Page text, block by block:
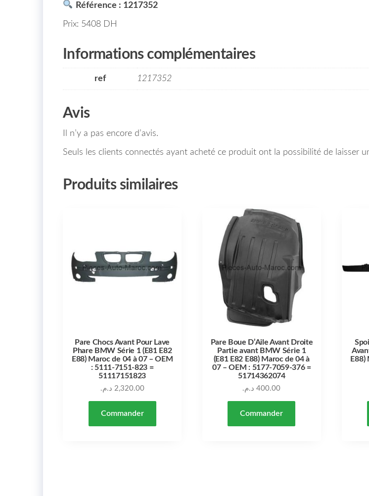
Référence : 1217352
Prix: 5408 DH
Informations complémentaires
ref 1217352
Avis
Il n’y a pas encore d’avis.
Seuls les clients connectés ayant acheté ce produit ont la possibilité de laisser
Produits similaires
Pare Chocs Avant Pour Lave
Phare BMW Série 1 (E81 E82
E88) Maroc de 04 à 07 – OEM
: 5111-7151-823 =
51117151823
2,320.00 د.م.
Commander
Pare Boue D’Aile Avant Droite
Partie avant BMW Série 1
(E81 E82 E88) Maroc de 04 à
07 – OEM : 5177-7059-376 =
51714362074
400.00 د.م.
Commander
E88)